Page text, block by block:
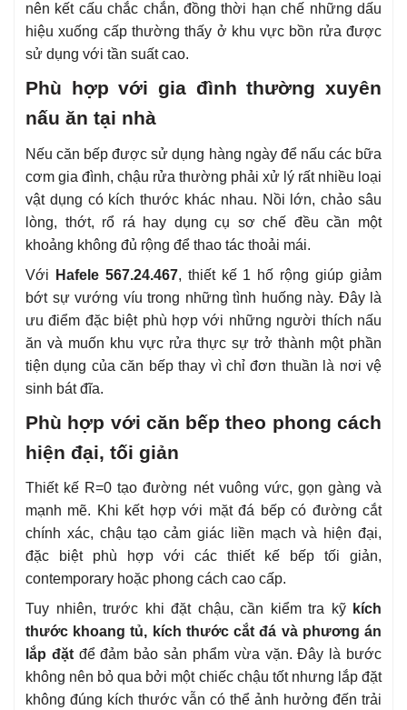
nên kết cấu chắc chắn, đồng thời hạn chế những dấu
hiệu xuống cấp thường thấy ở khu vực bồn rửa được
sử dụng với tần suất cao.
Phù hợp với gia đình thường xuyên
nấu ăn tại nhà
Nếu căn bếp được sử dụng hàng ngày để nấu các bữa
cơm gia đình, chậu rửa thường phải xử lý rất nhiều loại
vật dụng có kích thước khác nhau. Nồi lớn, chảo sâu
lòng, thớt, rổ rá hay dụng cụ sơ chế đều cần một
khoảng không đủ rộng để thao tác thoải mái.
Với
Hafele 567.24.467, thiết kế 1 hố rộng giúp giảm
bớt sự vướng víu trong những tình huống này. Đây là
ưu điểm đặc biệt phù hợp với những người thích nấu
ăn và muốn khu vực rửa thực sự trở thành một phần
tiện dụng của căn bếp thay vì chỉ đơn thuần là nơi vệ
sinh bát đĩa.
Phù hợp với căn bếp theo phong cách
hiện đại, tối giản
Thiết kế R=0 tạo đường nét vuông vức, gọn gàng và
mạnh mẽ. Khi kết hợp với mặt đá bếp có đường cắt
chính xác, chậu tạo cảm giác liền mạch và hiện đại,
đặc biệt phù hợp với các thiết kế bếp tối giản,
contemporary hoặc phong cách cao cấp.
Tuy nhiên, trước khi đặt chậu, cần kiểm tra kỹ kích
thước khoang tủ, kích thước cắt đá và phương án
lắp đặtđể đảm bảo sản phẩm vừa vặn. Đây là bước
không nên bỏ qua bởi một chiếc chậu tốt nhưng lắp đặt
không đúng kích thước vẫn có thể ảnh hưởng đến trải